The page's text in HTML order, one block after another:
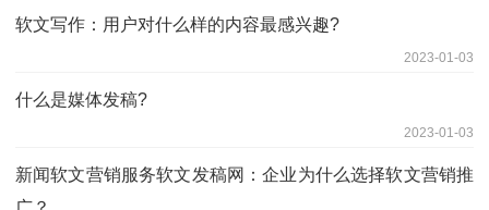
软文写作：用户对什么样的内容最感兴趣?
2023-01-03
什么是媒体发稿?
2023-01-03
新闻软文营销服务软文发稿网：企业为什么选择软文营销推